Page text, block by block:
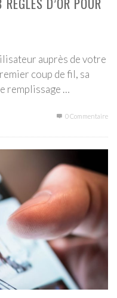
auprès de votre
coup de fil, sa
remplissage …
0 Commentaire